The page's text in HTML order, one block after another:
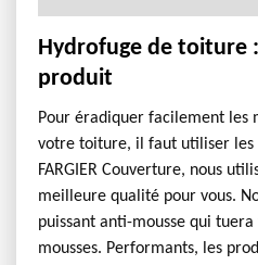
Hydrofuge de toiture
produit
Pour éradiquer facilement les
votre toiture, il faut utiliser les
FARGIER Couverture, nous
meilleure qualité pour vous.
puissant anti-mousse qui
mousses. Performants, les